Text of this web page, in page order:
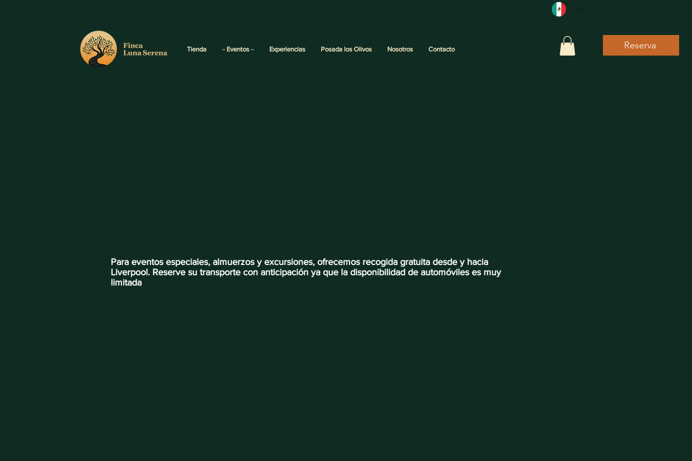
Tienda ·· Eventos ·· Experiencias Posada los Olivos Nosotros Contacto Reserva
Para eventos especiales, almuerzos y excursiones, ofrecemos recogida gratuita desde y hacia
Liverpool. Reserve su transporte con anticipación ya que la disponibilidad de automóviles es muy
limitada